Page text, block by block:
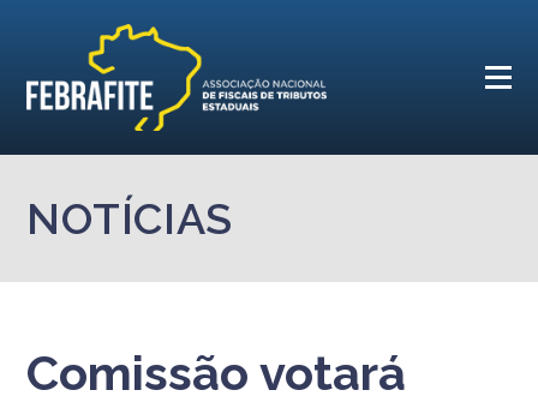
NOTÍCIAS
Comissão votará